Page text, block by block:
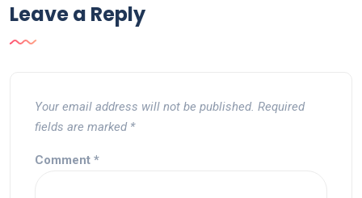
Leave a Reply
Your email address will not be published. Required
fields are marked *
Comment *